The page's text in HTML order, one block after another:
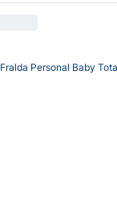
Fralda Personal Baby